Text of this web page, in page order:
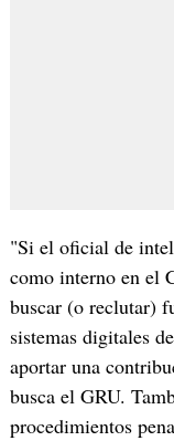
"Si el oficial de
como interno en el
buscar (o reclutar)
sistemas digitales
aportar una
busca el GRU.
procedimientos